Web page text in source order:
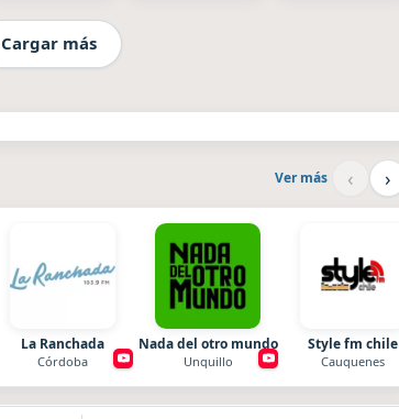
Cargar más
Ver más ‹ ›
La Ranchada
Córdoba
Nada del otro mundo
Unquillo
Style fm chile
Cauquenes